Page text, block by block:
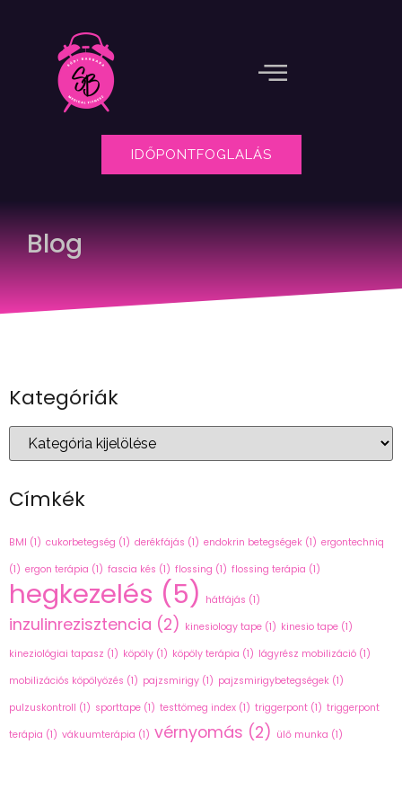
IDŐPONTFOGLALÁS
Blog
Kategóriák
Címkék
BMI (1) cukorbetegség (1) derékfájás (1) endokrin betegségek (1) ergontechniq
(1) ergon terápia (1) fascia kés (1) flossing (1) flossing terápia (1)
hegkezelés (5) hátfájás (1)
inzulinrezisztencia (2) kinesiology tape (1) kinesio tape (1)
kineziológiai tapasz (1) köpöly (1) köpöly terápia (1) lágyrész mobilizáció (1)
mobilizációs köpölyözés (1) pajzsmirigy (1) pajzsmirigybetegségek (1)
pulzuskontroll (1) sporttape (1) testtömeg index (1) triggerpont (1) triggerpont
terápia (1) vákuumterápia (1) vérnyomás (2) ülő munka (1)